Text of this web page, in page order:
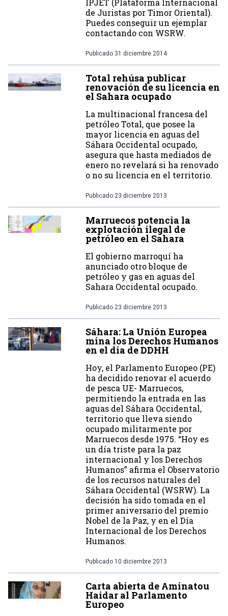
IPJET (Plataforma Internacional
de Juristas por Timor Oriental).
Puedes conseguir un ejemplar
contactando con WSRW.
Publicado 31 diciembre 2014
Total rehúsa publicar
renovación de su licencia en
el Sahara ocupado
La multinacional francesa del
petróleo Total, que posee la
mayor licencia en aguas del
Sáhara Occidental ocupado,
asegura que hasta mediados de
enero no revelará si ha renovado
o no su licencia en el territorio.
Publicado 23 diciembre 2013
Marruecos potencia la
explotación ilegal de
petróleo en el Sahara
El gobierno marroquí ha
anunciado otro bloque de
petróleo y gas en aguas del
Sahara Occidental ocupado.
Publicado 23 diciembre 2013
Sáhara: La Unión Europea
mina los Derechos Humanos
en el dia de DDHH
Hoy, el Parlamento Europeo (PE)
ha decidido renovar el acuerdo
de pesca UE- Marruecos,
permitiendo la entrada en las
aguas del Sáhara Occidental,
territorio que lleva siendo
ocupado militarmente por
Marruecos desde 1975. “Hoy es
un día triste para la paz
internacional y los Derechos
Humanos” afirma el Observatorio
de los recursos naturales del
Sáhara Occidental (WSRW). La
decisión ha sido tomada en el
primer aniversario del premio
Nobel de la Paz, y en el Día
Internacional de los Derechos
Humanos.
Publicado 10 diciembre 2013
Carta abierta de Aminatou
Haidar al Parlamento
Europeo